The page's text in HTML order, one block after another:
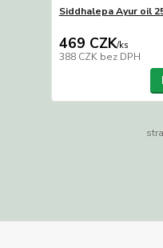
Siddhalepa Ayur oil
469 CZK/ks
388 CZK bez DPH